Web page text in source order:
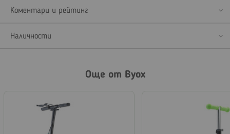
Коментари и рейтинг
Наличности
Още от Byox